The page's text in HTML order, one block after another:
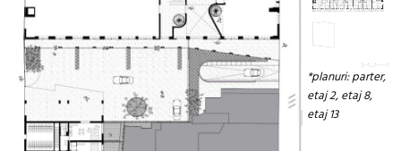
+1
*planuri: parter,
etaj 2, etaj 8,
etaj 13